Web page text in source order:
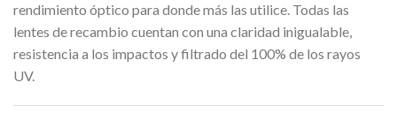
rendimiento óptico para donde más las utilice. Todas las
lentes de recambio cuentan con una claridad inigualable,
resistencia a los impactos y filtrado del 100% de los rayos
UV.